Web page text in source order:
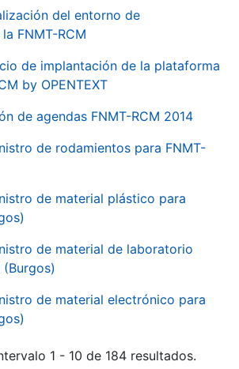
del entorno de
FNMT-RCM
de implantación de la plataforma
by OPENTEXT
de agendas FNMT-RCM 2014
de rodamientos para FNMT-
de material plástico para
de material de laboratorio
(Burgos)
de material electrónico para
1 - 10 de 184 resultados.